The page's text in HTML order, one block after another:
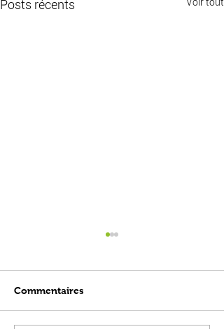
Posts récents
Commentaires